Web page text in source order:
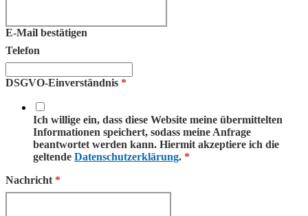
E-Mail bestätigen
Telefon
DSGVO-Einverständnis *
Ich willige ein, dass diese Website meine übermittelten
Informationen speichert, sodass meine Anfrage
beantwortet werden kann. Hiermit akzeptiere ich die
geltende Datenschutzerklärung. *
Nachricht *